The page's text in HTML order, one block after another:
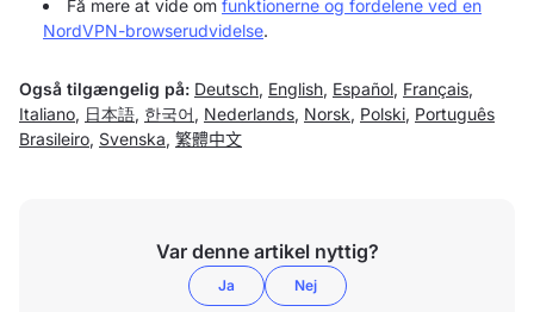
Få mere at vide om funktionerne og fordelene ved en
NordVPN-browserudvidelse.
Også tilgængelig på: Deutsch, English, Español, Français,
Italiano, 日本語, 한국어 , Nederlands, Norsk, Polski, Português
Brasileiro, Svenska, 繁體中文
Var denne artikel nyttig?
Ja Nej